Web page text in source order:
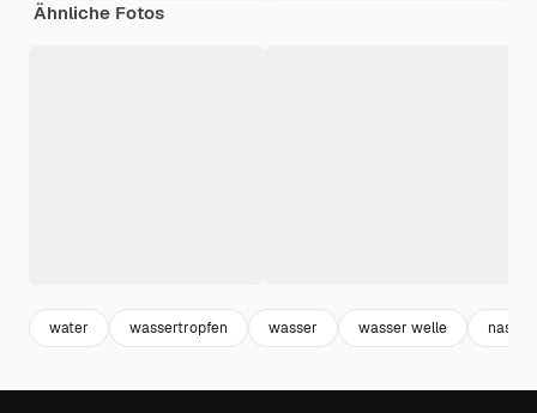
Ähnliche Fotos
water wassertropfen wasser wasser welle nass